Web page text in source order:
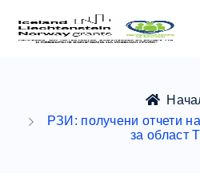
РЗИ: получени отчети
за област